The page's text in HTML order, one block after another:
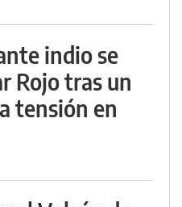
indio se
Rojo tras un
tensión en